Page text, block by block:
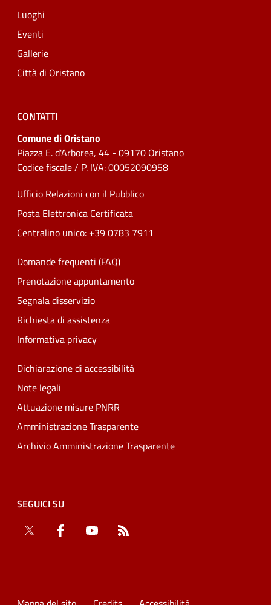
Luoghi
Eventi
Gallerie
Città di Oristano
CONTATTI
Comune di Oristano
Piazza E. d'Arborea, 44 - 09170 Oristano
Codice fiscale / P. IVA: 00052090958
Ufficio Relazioni con il Pubblico
Posta Elettronica Certificata
Centralino unico: +39 0783 7911
Domande frequenti (FAQ)
Prenotazione appuntamento
Segnala disservizio
Richiesta di assistenza
Informativa privacy
Dichiarazione di accessibilità
Note legali
Attuazione misure PNRR
Amministrazione Trasparente
Archivio Amministrazione Trasparente
SEGUICI SU
Twitter
Facebook YouTube